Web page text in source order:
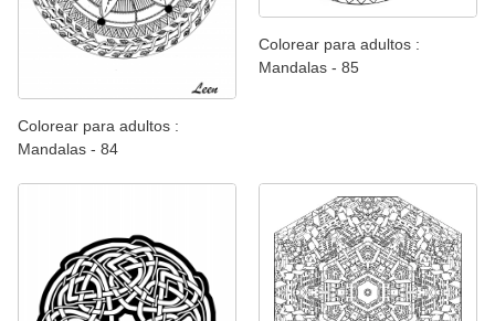
Colorear para adultos :
Mandalas - 84
Colorear para adultos :
Mandalas - 85